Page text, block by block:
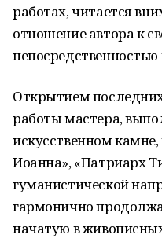
работах, читается
отношение автора к
Открытием
работы мастера,
искусственном камне,
Иоанна», «Патриарх
гуманистической
гармонично
начатую в